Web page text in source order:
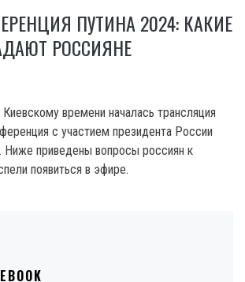
ПУТИНА 2024: КАКИЕ
РОССИЯНЕ
времени началась трансляция
с участием президента России
Ниже приведены вопросы россиян к
появиться в эфире.